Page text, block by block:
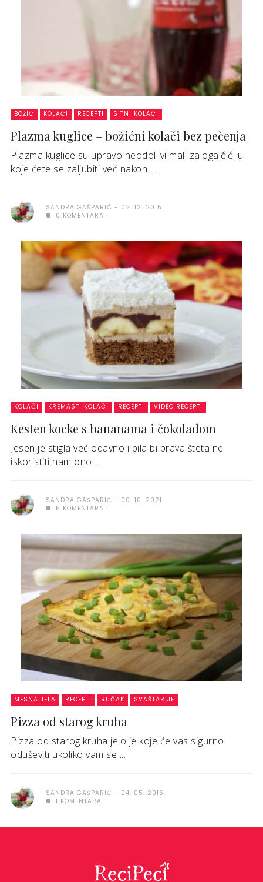
BOŽIĆ KOLAČI RECEPTI SITNI KOLAČI
Plazma kuglice – božićni kolači bez pečenja
Plazma kuglice su upravo neodoljivi mali zalogajčići u
koje ćete se zaljubiti već nakon ...
SANDRA GAŠPARIĆ
02. 12. 2015.
0 KOMENTARA
KOLAČI KREMASTI KOLAČI RECEPTI VIDEO RECEPTI
Kesten kocke s bananama i čokoladom
Jesen je stigla već odavno i bila bi prava šteta ne
iskoristiti nam ono ...
SANDRA GAŠPARIĆ
09. 10. 2021.
5 KOMENTARA
MESNA JELA RECEPTI RUČAK SVAŠTARIJE
Pizza od starog kruha
Pizza od starog kruha jelo je koje će vas sigurno
oduševiti ukoliko vam se ...
SANDRA GAŠPARIĆ
04. 05. 2016.
1 KOMENTARA